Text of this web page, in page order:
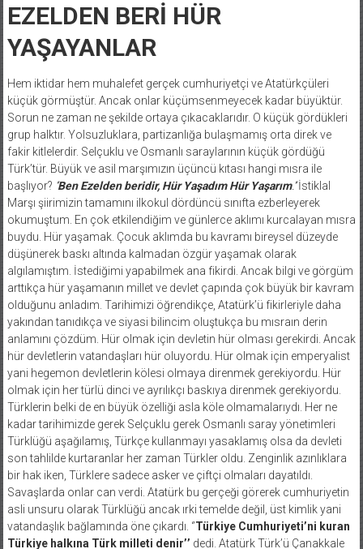
EZELDEN BERİ HÜR
YAŞAYANLAR
Hem iktidar hem muhalefet gerçek cumhuriyetçi ve Atatürkçüleri
küçük görmüştür. Ancak onlar küçümsenmeyecek kadar büyüktür.
Sorun ne zaman ne şekilde ortaya çıkacaklarıdır. O küçük gördükleri
grup halktır. Yolsuzluklara, partizanlığa bulaşmamış orta direk ve
fakir kitlelerdir. Selçuklu ve Osmanlı saraylarının küçük gördüğü
Türk’tür. Büyük ve asil marşımızın üçüncü kıtası hangi mısra ile
başlıyor? ‘’Ben Ezelden beridir, Hür Yaşadım Hür Yaşarım.’’İstiklal
Marşı şiirimizin tamamını ilkokul dördüncü sınıfta ezberleyerek
okumuştum. En çok etkilendiğim ve günlerce aklımı kurcalayan mısra
buydu. Hür yaşamak. Çocuk aklımda bu kavramı bireysel düzeyde
düşünerek baskı altında kalmadan özgür yaşamak olarak
algılamıştım. İstediğimi yapabilmek ana fikirdi. Ancak bilgi ve görgüm
arttıkça hür yaşamanın millet ve devlet çapında çok büyük bir kavram
olduğunu anladım. Tarihimizi öğrendikçe, Atatürk’ü fikirleriyle daha
yakından tanıdıkça ve siyasi bilincim oluştukça bu mısraın derin
anlamını çözdüm. Hür olmak için devletin hür olması gerekirdi. Ancak
hür devletlerin vatandaşları hür oluyordu. Hür olmak için emperyalist
yani hegemon devletlerin kölesi olmaya direnmek gerekiyordu. Hür
olmak için her türlü dinci ve ayrılıkçı baskıya direnmek gerekiyordu.
Türklerin belki de en büyük özelliği asla köle olmamalarıydı. Her ne
kadar tarihimizde gerek Selçuklu gerek Osmanlı saray yönetimleri
Türklüğü aşağılamış, Türkçe kullanmayı yasaklamış olsa da devleti
son tahlilde kurtaranlar her zaman Türkler oldu. Zenginlik azınlıklara
bir hak iken, Türklere sadece asker ve çiftçi olmaları dayatıldı.
Savaşlarda onlar can verdi. Atatürk bu gerçeği görerek cumhuriyetin
asli unsuru olarak Türklüğü ancak ırki temelde değil, üst kimlik yani
vatandaşlık bağlamında öne çıkardı. ‘’Türkiye Cumhuriyeti’ni kuran
Türkiye halkına Türk milleti denir’’ dedi. Atatürk Türk’ü Çanakkale